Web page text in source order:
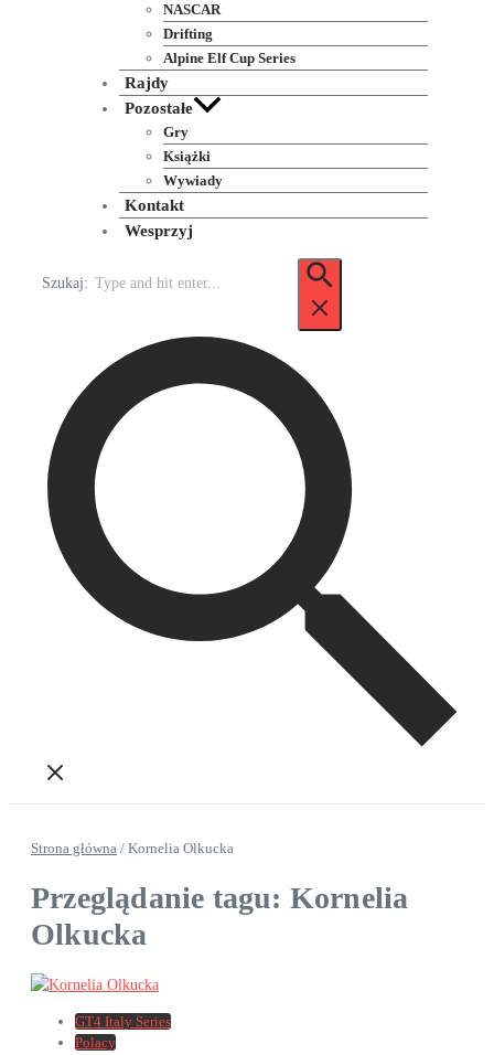
NASCAR
Drifting
Alpine Elf Cup Series
Rajdy
Pozostałe
Gry
Książki
Wywiady
Kontakt
Wesprzyj
Szukaj:
Strona główna / Kornelia Olkucka
Przeglądanie tagu: Kornelia
Olkucka
GT4 Italy Series
Polacy